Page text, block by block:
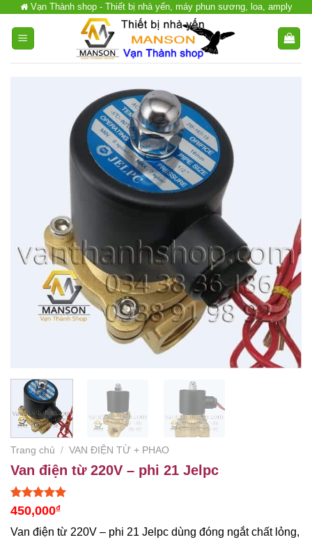
Chuyển
đến
dung
Vạn Thành shop - Thiết bị nhà yến, máy phun sương, loa, amply
Trang chủ / VAN ĐIỆN TỪ + PHAO
Van điện từ 220V – phi 21 Jelpc
5.00trên 5
dựa trên
1
đánh giá
450,000₫
Van điện từ 220V – phi 21 Jelpc dùng đóng ngắt chất lỏng,